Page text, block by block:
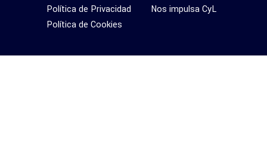
Nos impulsa CyL
Política de Privacidad
Política de Cookies